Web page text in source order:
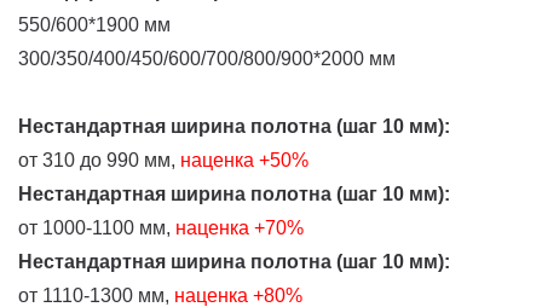
550/600*1900 мм
300/350/400/450/600/700/800/900*2000 мм
Нестандартная ширина полотна (шаг 10 мм):
от 310 до 990 мм, наценка +50%
Нестандартная ширина полотна (шаг 10 мм):
от 1000-1100 мм, наценка +70%
Нестандартная ширина полотна (шаг 10 мм):
от 1110-1300 мм, наценка +80%